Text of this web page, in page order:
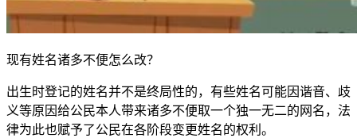
现有姓名诸多不便怎么改？
出生时登记的姓名并不是终局性的，有些姓名可能因谐音、歧
义等原因给公民本人带来诸多不便取一个独一无二的网名，法
律为此也赋予了公民在各阶段变更姓名的权利。